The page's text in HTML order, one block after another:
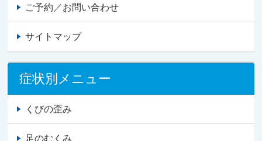
ご予約／お問い合わせ
サイトマップ
症状別メニュー
くびの歪み
足のむくみ